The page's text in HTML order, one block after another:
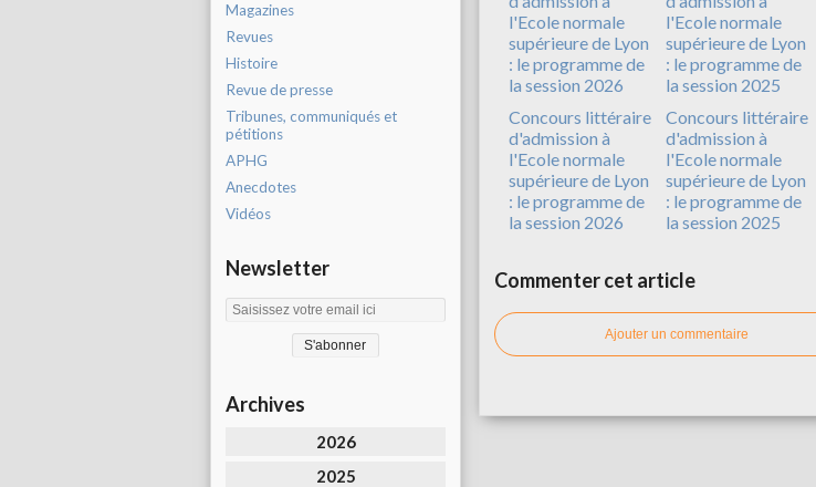
Magazines
Revues
Histoire
Revue de presse
Tribunes, communiqués et
pétitions
APHG
Anecdotes
Vidéos
Newsletter
Archives
2026
2025
Concours littéraire
d'admission à
l'Ecole normale
supérieure de Lyon
: le programme de
la session 2026
Concours littéraire
d'admission à
l'Ecole normale
supérieure de Lyon
: le programme de
la session 2025
Commenter cet article
Ajouter un commentaire